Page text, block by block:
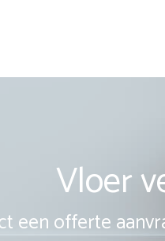
Vloer
een offerte